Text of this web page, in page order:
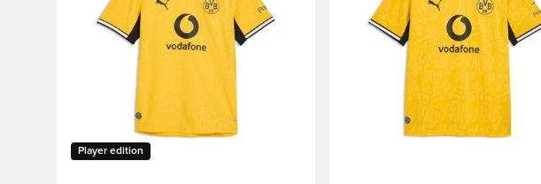
Player edition